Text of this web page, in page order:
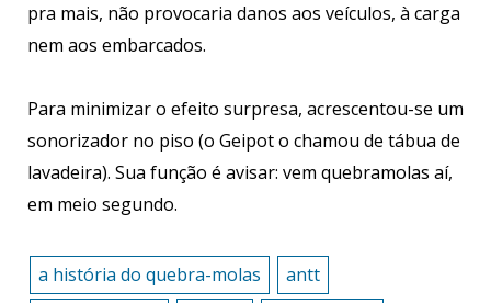
pra mais, não provocaria danos aos veículos, à carga
nem aos embarcados.
Para minimizar o efeito surpresa, acrescentou-se um
sonorizador no piso (o Geipot o chamou de tábua de
lavadeira). Sua função é avisar: vem quebramolas aí,
em meio segundo.
a história do quebra-molas
antt